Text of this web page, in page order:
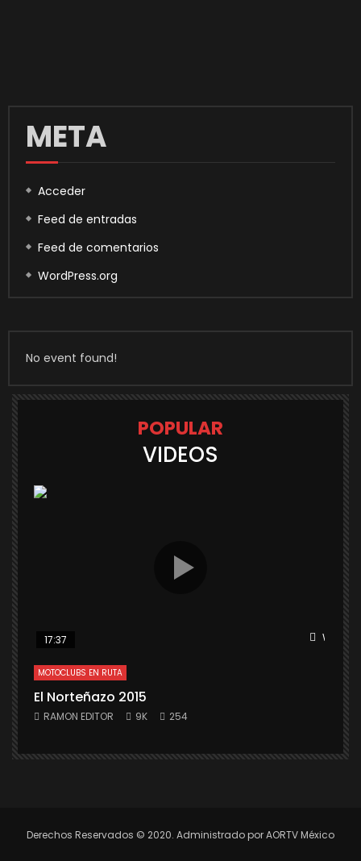
META
Acceder
Feed de entradas
Feed de comentarios
WordPress.org
No event found!
POPULAR
VIDEOS
Watch
17:37
MOTOCLUBS EN RUTA
El Norteñazo 2015
RAMON EDITOR 9K 254
Derechos Reservados © 2020. Administrado por AORTV México